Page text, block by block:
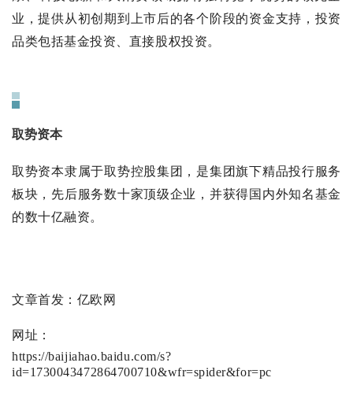
业，提供从初创期到上市后的各个阶段的资金支持，投资
品类包括基金投资、直接股权投资。
取势资本
取势资本隶属于取势控股集团，是集团旗下精品投行服务
板块，先后服务数十家顶级企业，并获得国内外知名基金
的数十亿融资。
文章首发：亿欧网
网址：
https://baijiahao.baidu.com/s?
id=1730043472864700710&wfr=spider&for=pc